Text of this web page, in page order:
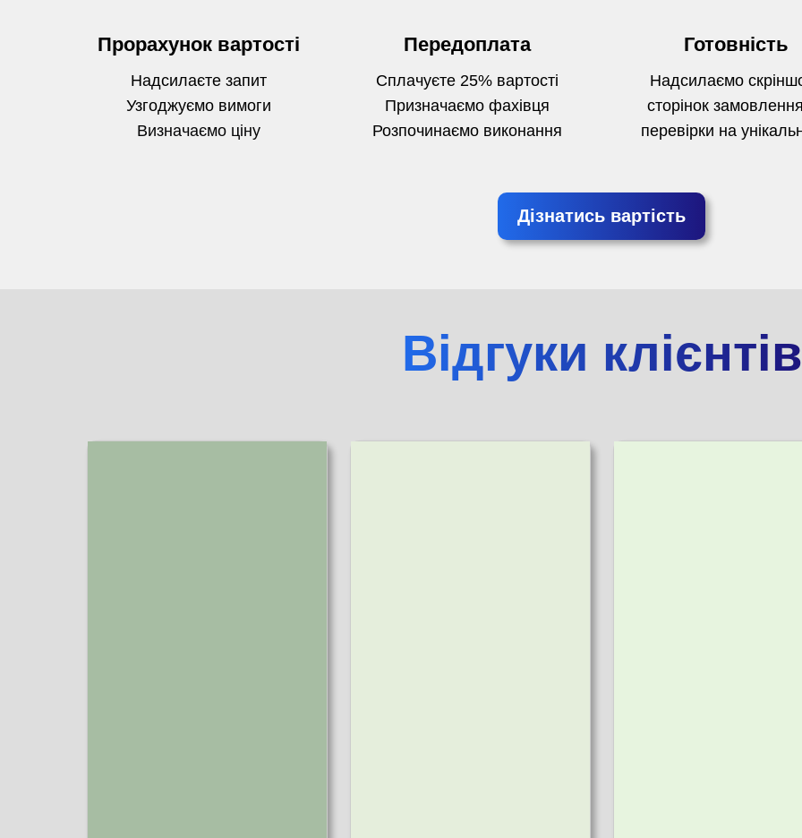
Прорахунок вартості
Надсилаєте запит
Узгоджуємо вимоги
Визначаємо ціну
Передоплата
Сплачуєте 25% вартості
Призначаємо фахівця
Розпочинаємо виконання
Готовність
Надсилаємо
сторінок
перевірки на
Дізнатись вартість
Відгуки клієнтів